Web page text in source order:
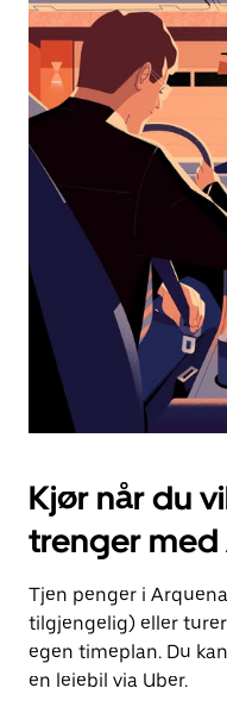
og
velge
dato.
Trykk
på
Esc-
knappen
kalenderen.
Kjør når du
trenger med
Tjen penger i
tilgjengelig) eller
egen timeplan. Du
en leiebil via Uber.